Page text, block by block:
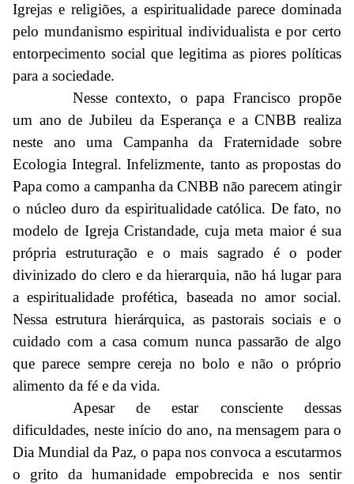
Igrejas e religiões, a espiritualidade parece dominada
pelo mundanismo espiritual individualista e por certo
entorpecimento social que legitima as piores políticas
para a sociedade.
Nesse contexto, o papa Francisco propõe
um ano de Jubileu da Esperança e a CNBB realiza
neste ano uma Campanha da Fraternidade sobre
Ecologia Integral. Infelizmente, tanto as propostas do
Papa como a campanha da CNBB não parecem atingir
o núcleo duro da espiritualidade católica. De fato, no
modelo de Igreja Cristandade, cuja meta maior é sua
própria estruturação e o mais sagrado é o poder
divinizado do clero e da hierarquia, não há lugar para
a espiritualidade profética, baseada no amor social.
Nessa estrutura hierárquica, as pastorais sociais e o
cuidado com a casa comum nunca passarão de algo
que parece sempre cereja no bolo e não o próprio
alimento da fé e da vida.
Apesar de estar consciente dessas
dificuldades, neste início do ano, na mensagem para o
Dia Mundial da Paz, o papa nos convoca a escutarmos
o grito da humanidade empobrecida e nos sentir